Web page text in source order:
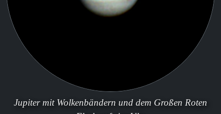
Jupiter mit Wolkenbändern und dem Großen Roten